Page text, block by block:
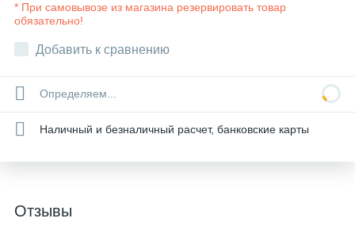
* При самовывозе из магазина резервировать товар
обязательно!
Добавить к сравнению
Определяем...
Наличный и безналичный расчет, банковские карты
Отзывы